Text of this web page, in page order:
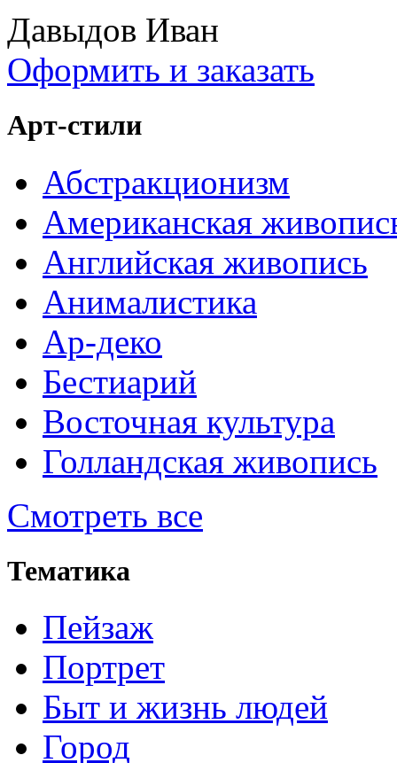
Давыдов Иван
Оформить и заказать
Арт-стили
Абстракционизм
Американская
Английская живопись
Анималистика
Ар-деко
Бестиарий
Восточная культура
Голландская живопись
Смотреть все
Тематика
Пейзаж
Портрет
Быт и жизнь людей
Город